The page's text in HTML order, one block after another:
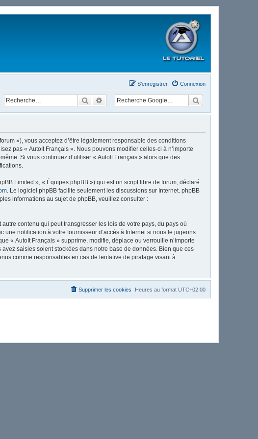
Connexion
S’enregistrer
RechercherRecherche avancée
»), vous acceptez d’être légalement responsable des conditions
pas « AutoIt Français ». Nous pouvons modifier celles-ci à n’importe
Si vous continuez d’utiliser « AutoIt Français » alors que des
Limited », « Équipes phpBB ») qui est un script libre de forum, déclaré
. Le logiciel phpBB facilite seulement les discussions sur Internet. phpBB
informations au sujet de phpBB, veuillez consulter :
contenu qui peut transgresser les lois de votre pays, du pays où
notification à votre fournisseur d’accès à Internet si nous le jugeons
« AutoIt Français » supprime, modifie, déplace ou verrouille n’importe
saisies soient stockées dans notre base de données. Bien que ces
comme responsables en cas de tentative de piratage visant à
Heures au format UTC+02:00
Supprimer les cookies